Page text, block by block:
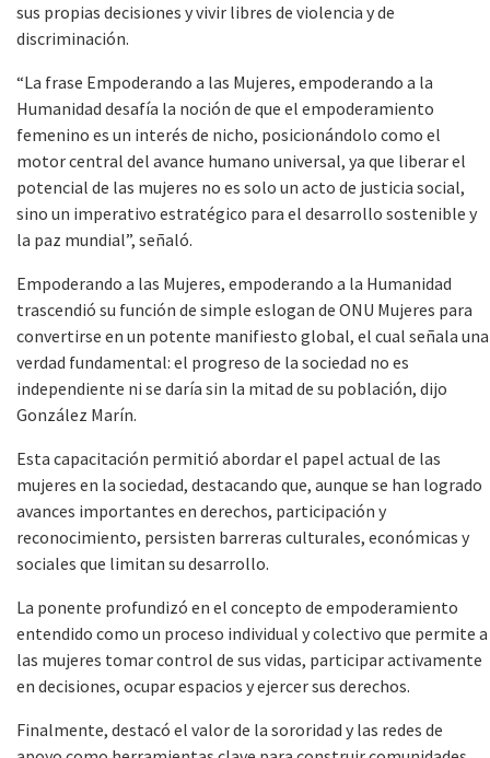
sus propias decisiones y vivir libres de violencia y de
discriminación.
“La frase Empoderando a las Mujeres, empoderando a la
Humanidad desafía la noción de que el empoderamiento
femenino es un interés de nicho, posicionándolo como el
motor central del avance humano universal, ya que liberar el
potencial de las mujeres no es solo un acto de justicia social,
sino un imperativo estratégico para el desarrollo sostenible y
la paz mundial”, señaló.
Empoderando a las Mujeres, empoderando a la Humanidad
trascendió su función de simple eslogan de ONU Mujeres para
convertirse en un potente manifiesto global, el cual señala una
verdad fundamental: el progreso de la sociedad no es
independiente ni se daría sin la mitad de su población, dijo
González Marín.
Esta capacitación permitió abordar el papel actual de las
mujeres en la sociedad, destacando que, aunque se han logrado
avances importantes en derechos, participación y
reconocimiento, persisten barreras culturales, económicas y
sociales que limitan su desarrollo.
La ponente profundizó en el concepto de empoderamiento
entendido como un proceso individual y colectivo que permite a
las mujeres tomar control de sus vidas, participar activamente
en decisiones, ocupar espacios y ejercer sus derechos.
Finalmente, destacó el valor de la sororidad y las redes de